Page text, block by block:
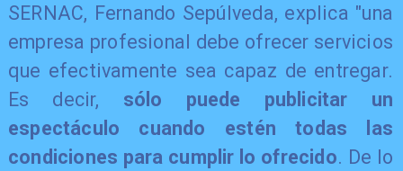
SERNAC, Fernando Sepúlveda, explica "una
empresa profesional debe ofrecer servicios
que efectivamente sea capaz de entregar.
Es decir, sólo puede publicitar un
espectáculo cuando estén todas las
condiciones para cumplir lo ofrecido. De lo